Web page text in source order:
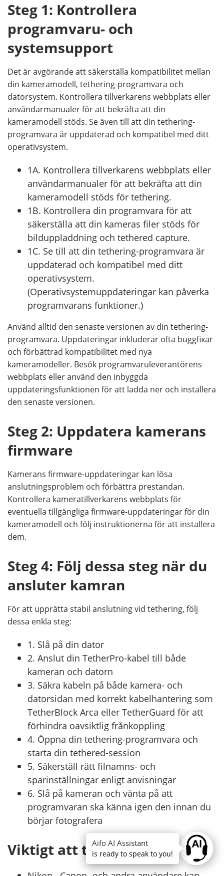
Steg 1: Kontrollera
programvaru- och
systemsupport
Det är avgörande att säkerställa kompatibilitet mellan
din kameramodell, tethering-programvara och
datorsystem. Kontrollera tillverkarens webbplats eller
användarmanualer för att bekräfta att din
kameramodell stöds. Se även till att din tethering-
programvara är uppdaterad och kompatibel med ditt
operativsystem.
1A. Kontrollera tillverkarens webbplats eller
användarmanualer för att bekräfta att din
kameramodell stöds för tethering.
1B. Kontrollera din programvara för att
säkerställa att din kameras filer stöds för
bilduppladdning och tethered capture.
1C. Se till att din tethering-programvara är
uppdaterad och kompatibel med ditt
operativsystem.
(Operativsystemuppdateringar kan påverka
programvarans funktioner.)
Använd alltid den senaste versionen av din tethering-
programvara. Uppdateringar inkluderar ofta buggfixar
och förbättrad kompatibilitet med nya
kameramodeller. Besök programvaruleverantörens
webbplats eller använd den inbyggda
uppdateringsfunktionen för att ladda ner och installera
den senaste versionen.
Steg 2: Uppdatera kamerans
firmware
Kamerans firmware-uppdateringar kan lösa
anslutningsproblem och förbättra prestandan.
Kontrollera kameratillverkarens webbplats för
eventuella tillgängliga firmware-uppdateringar för din
kameramodell och följ instruktionerna för att installera
dem.
Steg 4: Följ dessa steg när du
ansluter kamran
För att upprätta stabil anslutning vid tethering, följ
dessa enkla steg:
1. Slå på din dator
2. Anslut din TetherPro-kabel till både
kameran och datorn
3. Säkra kabeln på både kamera- och
datorsidan med korrekt kabelhantering som
TetherBlock Arca eller TetherGuard för att
förhindra oavsiktlig frånkoppling
4. Öppna din tethering-programvara och
starta din tethered-session
5. Säkerställ rätt filnamns- och
sparinställningar enligt anvisningar
6. Slå på kameran och vänta på att
programvaran ska känna igen den innan du
börjar fotografera
Viktigt att tänka på: Ask
Aifo AI Assistant
is ready to speak to you!